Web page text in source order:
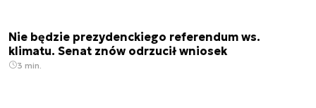
Nie będzie prezydenckiego referendum ws.
klimatu. Senat znów odrzucił wniosek
3 min.